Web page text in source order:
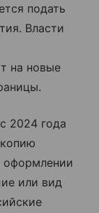
подать
Власти
на новые
2024 года
оформлении
или вид